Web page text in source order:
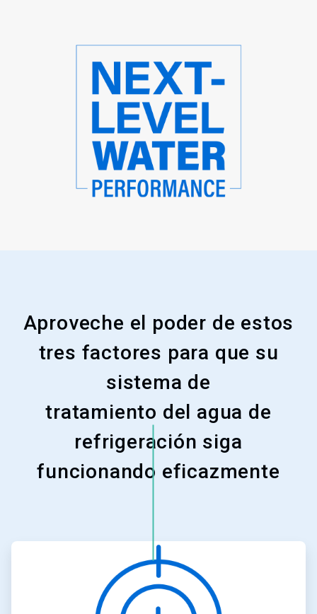
Aproveche el poder de estos
tres factores para que su
sistema de
tratamiento del agua de
refrigeración siga
funcionando eficazmente
ArticleTile